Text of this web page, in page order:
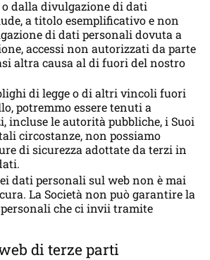
dalla divulgazione di dati
a titolo esemplificativo e non
di dati personali dovuta a
accessi non autorizzati da parte
altra causa al di fuori del nostro
di legge o di altri vincoli fuori
potremmo essere tenuti a
incluse le autorità pubbliche, i Suoi
circostanze, non possiamo
di sicurezza adottate da terzi in
dati personali sul web non è mai
La Società non può garantire la
che ci invii tramite
di terze parti